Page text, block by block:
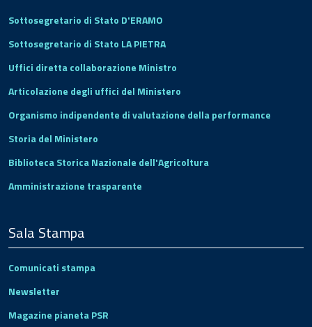
Sottosegretario di Stato D'ERAMO
Sottosegretario di Stato LA PIETRA
Uffici diretta collaborazione Ministro
Articolazione degli uffici del Ministero
Organismo indipendente di valutazione della performance
Storia del Ministero
Biblioteca Storica Nazionale dell'Agricoltura
Amministrazione trasparente
Sala Stampa
Comunicati stampa
Newsletter
Magazine pianeta PSR